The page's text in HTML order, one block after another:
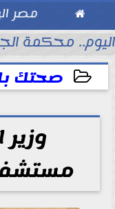
 مصر
اليوم.. محكمة
صحتك